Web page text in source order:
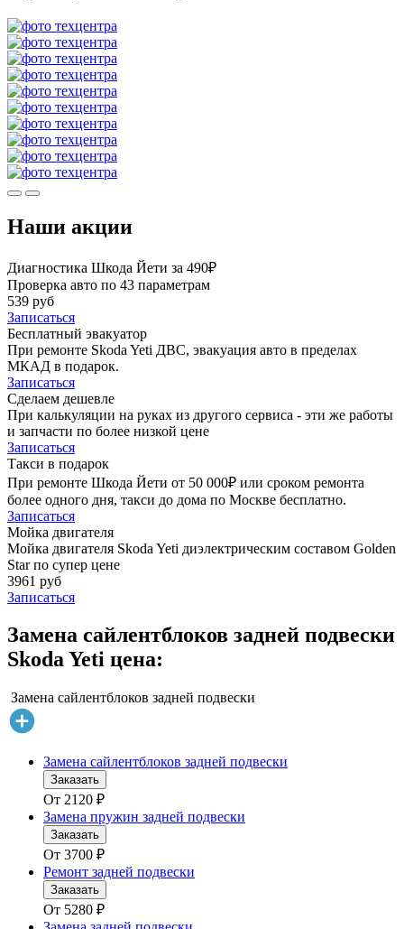
Наши акции
Диагностика Шкода Йети за 490₽
Проверка авто по 43 параметрам
539 руб
Записаться
Бесплатный эвакуатор
При ремонте Skoda Yeti ДВС, эвакуация авто в пределах
МКАД в подарок.
Записаться
Сделаем дешевле
При калькуляции на руках из другого сервиса - эти же работы
и запчасти по более низкой цене
Записаться
Такси в подарок
При ремонте Шкода Йети от 50 000₽ или сроком ремонта
более одного дня, такси до дома по Москве бесплатно.
Записаться
Мойка двигателя
Мойка двигателя Skoda Yeti диэлектрическим составом Golden
Star по супер цене
3961 руб
Записаться
Замена сайлентблоков задней подвески
Skoda Yeti цена:
Замена сайлентблоков задней подвески
Замена сайлентблоков задней подвески
Заказать
От 2120 ₽
Замена пружин задней подвески
Заказать
От 3700 ₽
Ремонт задней подвески
Заказать
От 5280 ₽